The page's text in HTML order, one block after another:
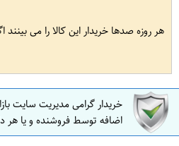
هر روزه صدها خریدار این کالا را می
خریدار گرامی مدیریت سایت
اضافه توسط فروشنده و یا هر